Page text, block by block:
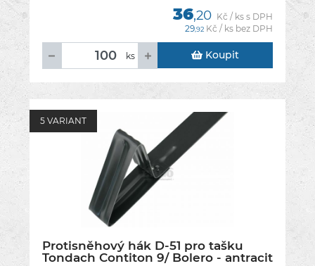
36,20 Kč / ks s DPH
29,92 Kč / ks bez DPH
ks Koupit
5 VARIANT
Protisněhový hák D-51 pro tašku
Tondach Contiton 9/ Bolero - antracit